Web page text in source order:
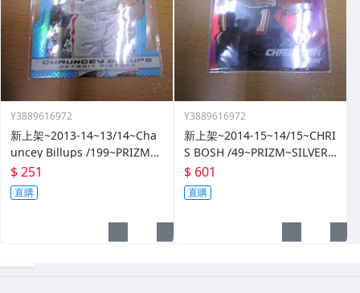
Y3889616972
新上架~2013-14~13/14~Cha
uncey Billups /199~PRIZM~S
ILVER~藍亮~限量/199~10601
14-1
$ 251
直購
Y3889616972
新上架~2014-15~14/15~CHRI
S BOSH /49~PRIZM~SILVER~
紅亮~低限量/49~1060114-1
$ 601
直購